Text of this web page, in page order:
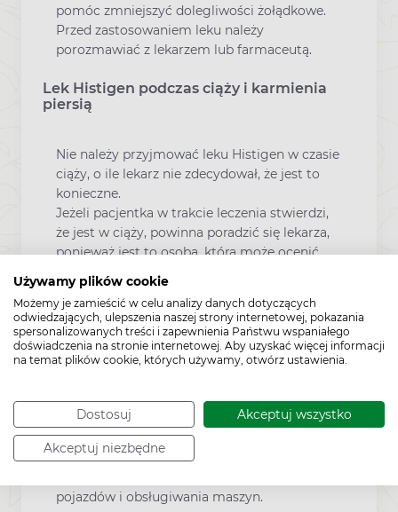
Używamy plików cookie
Możemy je zamieścić w celu analizy danych dotyczących
odwiedzających, ulepszenia naszej strony internetowej, pokazania
spersonalizowanych treści i zapewnienia Państwu wspaniałego
doświadczenia na stronie internetowej. Aby uzyskać więcej informacji
na temat plików cookie, których używamy, otwórz ustawienia.
Dostosuj Akceptuj wszystko
Akceptuj niezbędne
pomóc zmniejszyć dolegliwości żołądkowe.
Przed zastosowaniem leku należy
porozmawiać z lekarzem lub farmaceutą.
Lek Histigen podczas ciąży i karmienia
piersią
Nie należy przyjmować leku Histigen w czasie
ciąży, o ile lekarz nie zdecydował, że jest to
konieczne.
Jeżeli pacjentka w trakcie leczenia stwierdzi,
że jest w ciąży, powinna poradzić się lekarza,
ponieważ jest to osoba, która może ocenić,
czy konieczne jest kontynuowanie leczenia.
Jeśli pacjentka jest w ciąży lub karmi piersią,
przypuszcza że może być w ciąży lub gdy
planuje mieć dziecko, powinna poradzić się
lekarza lub farmaceuty przed zastosowaniem
tego leku.
Prowadzenie pojazdów
Lek Histigen nie wpłynie lub prawdopodobnie
pojazdów i obsługiwania maszyn.